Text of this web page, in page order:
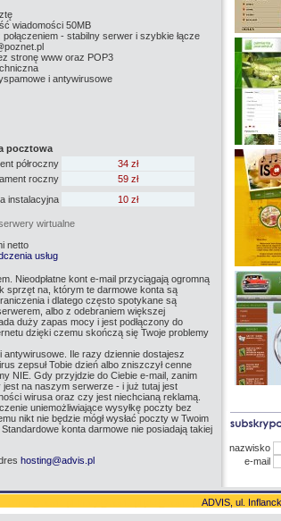
wiadomości 50MB
- stabilny serwer i szybkie łącze
stronę www oraz POP3
i antywirusowe
pocztowa
półroczny
34 zł
roczny
59 zł
instalacyjna
10 zł
wirtualne
netto
usług
Nieodpłatne kont e-mail przyciągają ogromną
sprzęt na, którym te darmowe konta są
i dlatego często spotykane są
albo z odebraniem większej
duży zapas mocy i jest podłączony do
dzięki czemu skończą się Twoje problemy
Ile razy dziennie dostajesz
zepsuł Tobie dzień albo zniszczył cenne
NIE. Gdy przyjdzie do Ciebie e-mail, zanim
na naszym serwerze - i już tutaj jest
wirusa oraz czy jest niechcianą reklamą.
uniemożliwiające wysyłkę poczty bez
nikt nie będzie mógł wysłać poczty w Twoim
konta darmowe nie posiadają takiej
hosting@advis.pl
nazwisko
e-mail
ADVIS, ul.